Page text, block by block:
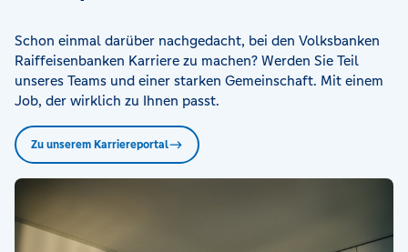
Schon einmal darüber nachgedacht, bei den Volksbanken
Raiffeisenbanken Karriere zu machen? Werden Sie Teil
unseres Teams und einer starken Gemeinschaft. Mit einem
Job, der wirklich zu Ihnen passt.
Zu unserem Karriereportal